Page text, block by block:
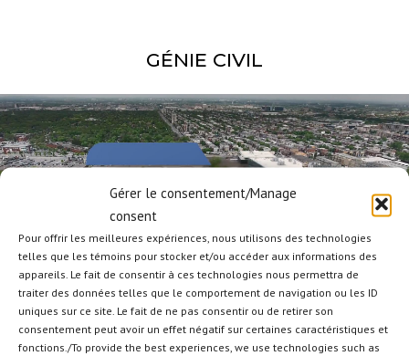
Gérer le consentement/Manage
consent
Pour offrir les meilleures expériences, nous utilisons des technologies
telles que les témoins pour stocker et/ou accéder aux informations des
appareils. Le fait de consentir à ces technologies nous permettra de
traiter des données telles que le comportement de navigation ou les ID
uniques sur ce site. Le fait de ne pas consentir ou de retirer son
consentement peut avoir un effet négatif sur certaines caractéristiques et
fonctions./To provide the best experiences, we use technologies such as
GÉNIE CIVIL
Lecteur
vidéo
DÉNEIGEMENT